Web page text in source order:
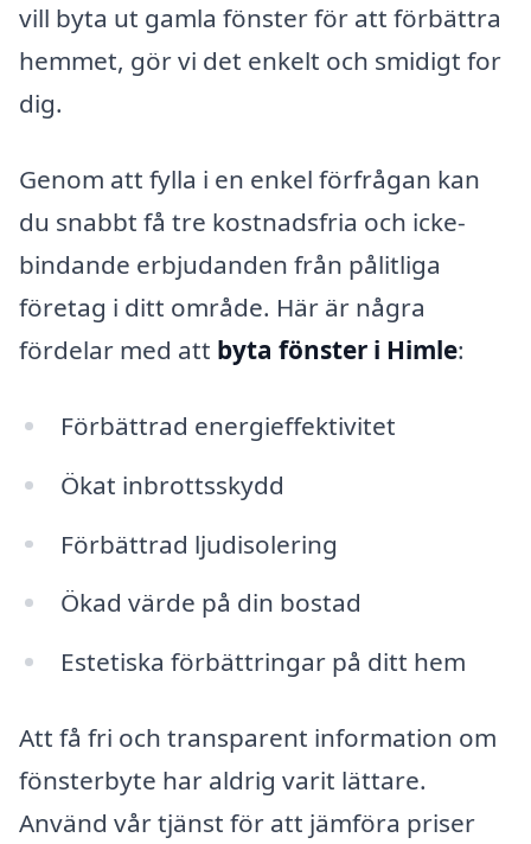
vill byta ut gamla fönster för att förbättra
hemmet, gör vi det enkelt och smidigt for
dig.
Genom att fylla i en enkel förfrågan kan
du snabbt få tre kostnadsfria och icke-
bindande erbjudanden från pålitliga
företag i ditt område. Här är några
fördelar med att byta fönster i Himle:
Förbättrad energieffektivitet
Ökat inbrottsskydd
Förbättrad ljudisolering
Ökad värde på din bostad
Estetiska förbättringar på ditt hem
Att få fri och transparent information om
fönsterbyte har aldrig varit lättare.
Använd vår tjänst för att jämföra priser